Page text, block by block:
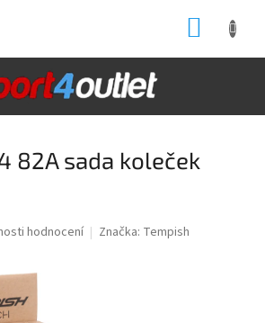
82A sada koleček
hodnocení Značka: Tempish